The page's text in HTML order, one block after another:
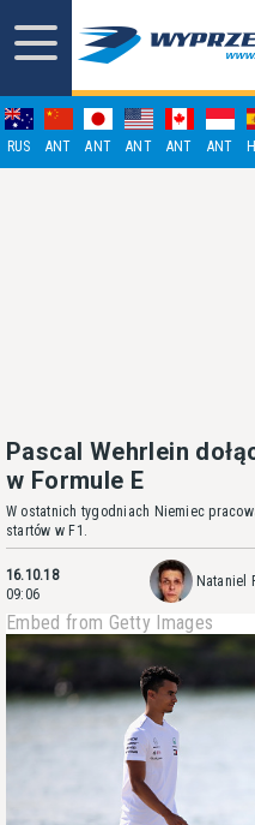
RUS ANT ANT ANT ANT ANT
Pascal Wehrlein
w Formule E
W ostatnich tygodniach Niemiec
startów w F1.
16.10.18
09:06
Nataniel
Embed from Getty Images